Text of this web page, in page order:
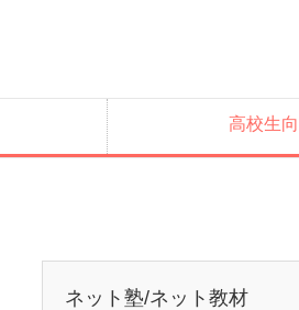
高校生
ネット塾/ネット教材